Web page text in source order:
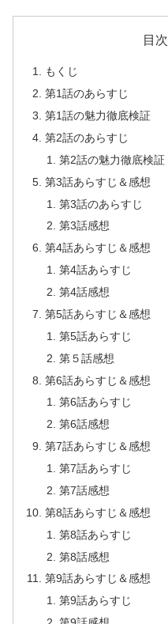
目次
もくじ
第1話のあらすじ
第1話の魅力徹底検証
第2話のあらすじ
第2話の魅力徹底検証
第3話あらすじ＆感想
第3話のあらすじ
第3話感想
第4話あらすじ＆感想
第4話あらすじ
第4話感想
第5話あらすじ＆感想
第5話あらすじ
第５話感想
第6話あらすじ＆感想
第6話あらすじ
第6話感想
第7話あらすじ＆感想
第7話あらすじ
第7話感想
第8話あらすじ＆感想
第8話あらすじ
第8話感想
第9話あらすじ＆感想
第9話あらすじ